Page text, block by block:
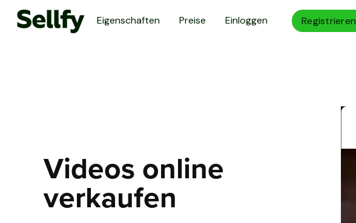
Eigenschaften Preise Einloggen Registrieren
Videos online
verkaufen